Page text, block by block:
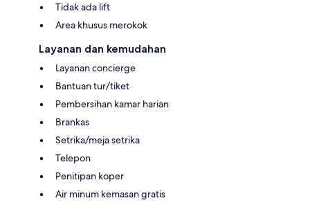
Tidak ada lift
Area khusus merokok
Layanan dan kemudahan
Layanan concierge
Bantuan tur/tiket
Pembersihan kamar harian
Brankas
Setrika/meja setrika
Telepon
Penitipan koper
Air minum kemasan gratis